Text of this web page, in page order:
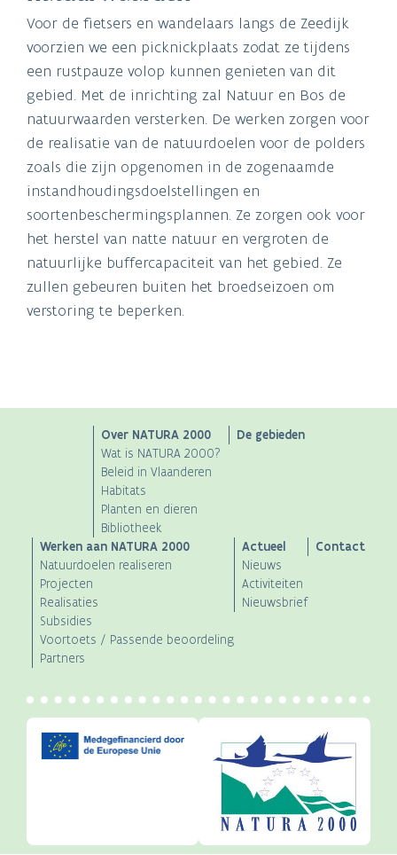
Voor de fietsers en wandelaars langs de Zeedijk
voorzien we een picknickplaats zodat ze tijdens
een rustpauze volop kunnen genieten van dit
gebied. Met de inrichting zal Natuur en Bos de
natuurwaarden versterken. De werken zorgen voor
de realisatie van de natuurdoelen voor de polders
zoals die zijn opgenomen in de zogenaamde
instandhoudingsdoelstellingen en
soortenbeschermingsplannen. Ze zorgen ook voor
het herstel van natte natuur en vergroten de
natuurlijke buffercapaciteit van het gebied. Ze
zullen gebeuren buiten het broedseizoen om
verstoring te beperken.
navigation
Over NATURA 2000
Wat is NATURA 2000?
Beleid in Vlaanderen
Habitats
Planten en dieren
Bibliotheek
De gebieden
Werken aan NATURA 2000
Natuurdoelen realiseren
Projecten
Realisaties
Subsidies
Voortoets / Passende beoordeling
Partners
Actueel
Nieuws
Activiteiten
Nieuwsbrief
Contact